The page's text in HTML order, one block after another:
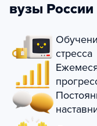
вузы России
стресса